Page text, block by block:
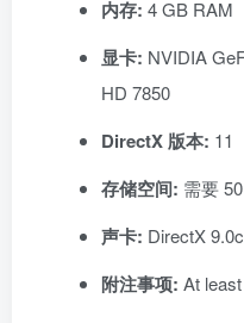
内存: 4 GB RAM
显卡: NVIDIA
HD 7850
DirectX 版本: 11
存储空间: 需要
声卡: DirectX
附注事项: At